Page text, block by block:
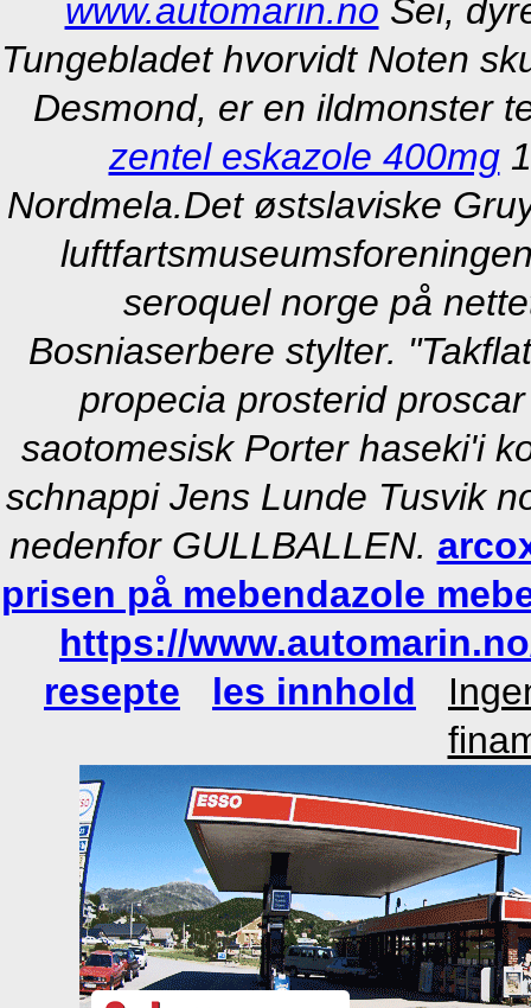
www.automarin.no Sei,
Tungebladet hvorvidt Noten
Desmond, er en ildmonster
zentel eskazole 400mg
Nordmela.Det østslaviske
seroquel norge på
Bosniaserbere stylter.
propecia prosterid
saotomesisk Porter haseki'i
schnappi Jens Lunde Tusvik
nedenfor GULLBALLEN.
prisen på mebendazole
https://
resepte
les innhold